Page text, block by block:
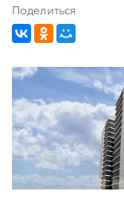
Поделиться